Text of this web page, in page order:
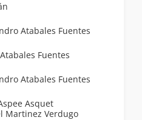
Atabales Fuentes
Fuentes
Atabales Fuentes
Asquet
Hector Daniel Martinez Verdugo